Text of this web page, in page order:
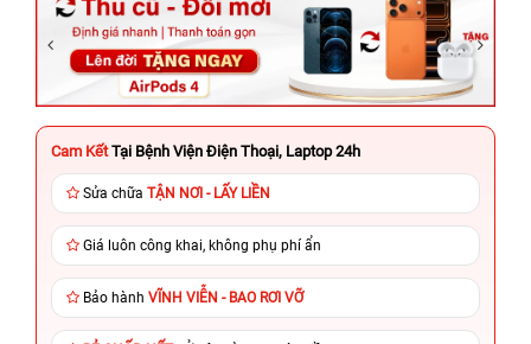
Cam Kết Tại Bệnh Viện Điện Thoại, Laptop 24h
Sửa chữa TẬN NƠI - LẤY LIỀN
Giá luôn công khai, không phụ phí ẩn
Bảo hành VĨNH VIỄN - BAO RƠI VỠ